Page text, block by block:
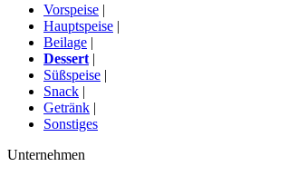
Vorspeise |
Hauptspeise |
Beilage |
Dessert |
Süßspeise |
Snack |
Getränk |
Sonstiges
Unternehmen